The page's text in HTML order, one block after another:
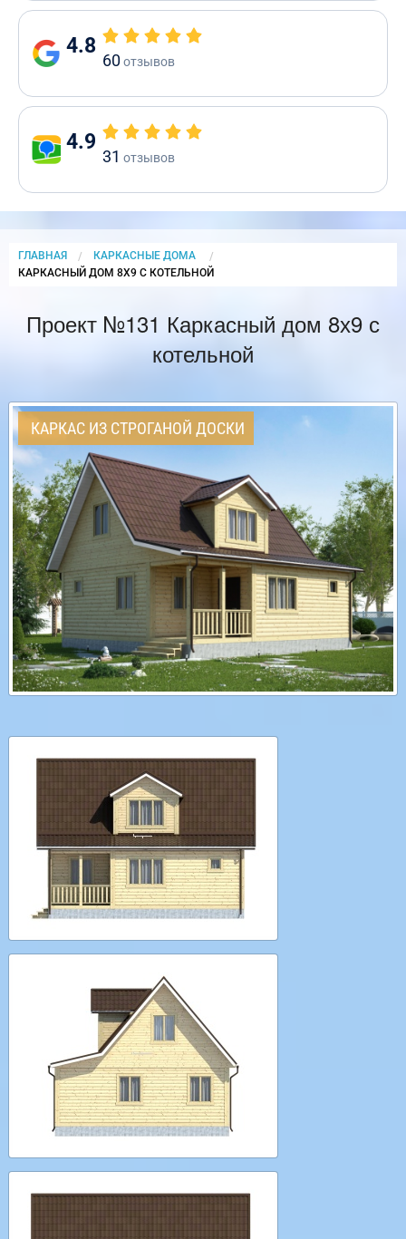
4.8
60отзывов
4.9
31 отзывов
ГЛАВНАЯ
КАРКАСНЫЕ ДОМА
CURRENT:
КАРКАСНЫЙ ДОМ 8Х9 С КОТЕЛЬНОЙ
Проект №131 Каркасный дом 8х9 с
котельной
КАРКАС ИЗ СТРОГАНОЙ ДОСКИ